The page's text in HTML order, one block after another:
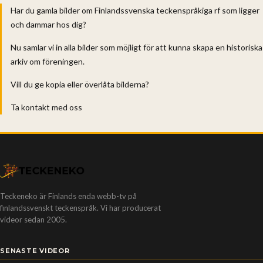
Har du gamla bilder om Finlandssvenska teckenspråkiga rf som ligger
och dammar hos dig?
Nu samlar vi in alla bilder som möjligt för att kunna skapa en historiska
arkiv om föreningen.
Vill du ge kopia eller överlåta bilderna?
Ta kontakt med oss
Teckeneko är Finlands enda webb-tv på
finlandssvenskt teckenspråk. Vi har producerat
videor sedan 2005.
SENASTE VIDEOR